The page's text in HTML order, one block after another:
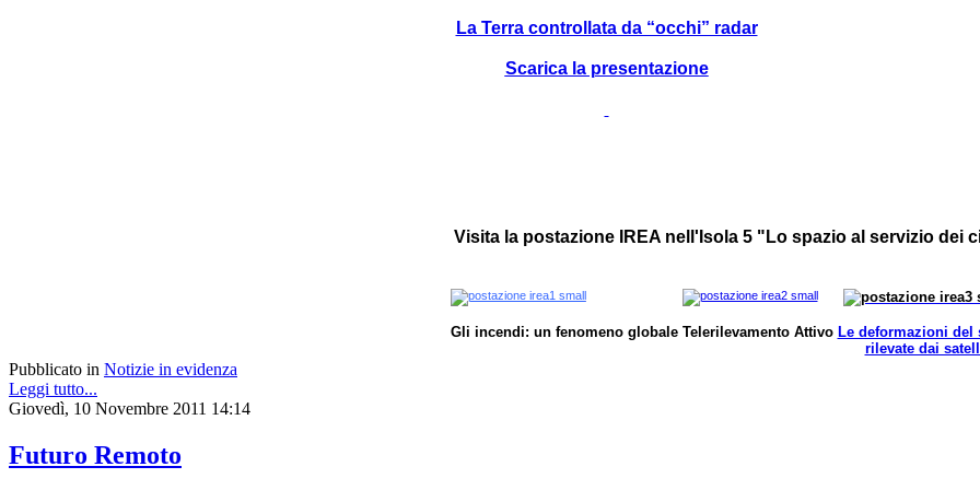
La Terra controllata da “occhi” radar
Scarica la presentazione
Visita la postazione IREA nell'Isola 5 "Lo spazio al servizio dei
Gli incendi: un fenomeno globale Telerilevamento Attivo Le deformazioni del
rilevate dai
Pubblicato in Notizie in evidenza
Leggi tutto...
Giovedì, 10 Novembre 2011 14:14
Futuro Remoto